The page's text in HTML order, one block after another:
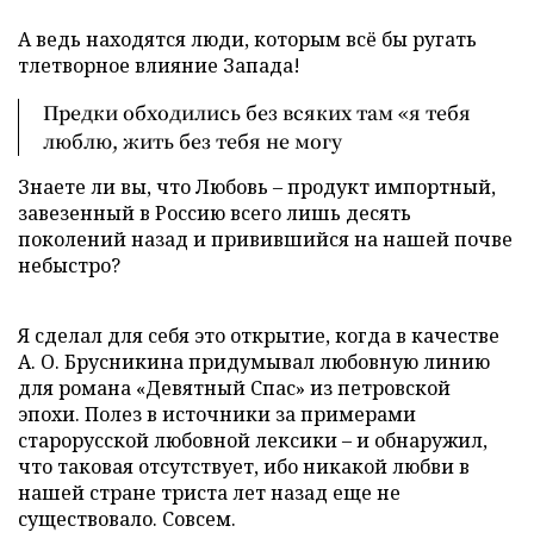
А ведь находятся люди, которым всё бы ругать
тлетворное влияние Запада!
Предки обходились без всяких там «я тебя
люблю, жить без тебя не могу
Знаете ли вы, что Любовь – продукт импортный,
завезенный в Россию всего лишь десять
поколений назад и привившийся на нашей почве
небыстро?
Я сделал для себя это открытие, когда в качестве
А. О. Брусникина придумывал любовную линию
для романа «Девятный Спас» из петровской
эпохи. Полез в источники за примерами
старорусской любовной лексики – и обнаружил,
что таковая отсутствует, ибо никакой любви в
нашей стране триста лет назад еще не
существовало. Совсем.